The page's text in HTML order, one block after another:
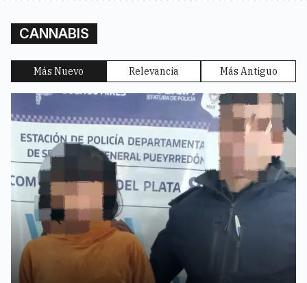
CANNABIS
Más Nuevo Relevancia Más Antiguo